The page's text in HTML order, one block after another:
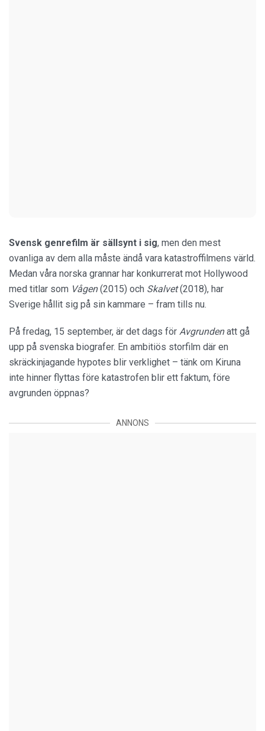
Svensk genrefilm är sällsynt i sig, men den mest
ovanliga av dem alla måste ändå vara katastroffilmens värld.
Medan våra norska grannar har konkurrerat mot Hollywood
med titlar som Vågen(2015) och Skalvet(2018), har
Sverige hållit sig på sin kammare – fram tills nu.
På fredag, 15 september, är det dags för Avgrundenatt gå
upp på svenska biografer. En ambitiös storfilm där en
skräckinjagande hypotes blir verklighet – tänk om Kiruna
inte hinner flyttas före katastrofen blir ett faktum, före
avgrunden öppnas?
ANNONS